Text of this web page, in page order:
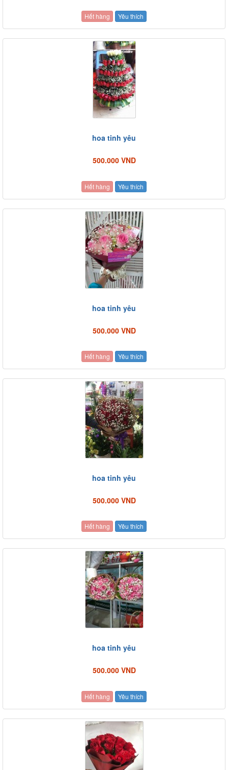
Hết hàng Yêu thích
hoa tinh yêu
500.000 VND
Hết hàng Yêu thích
hoa tinh yêu
500.000 VND
Hết hàng Yêu thích
hoa tinh yêu
500.000 VND
Hết hàng Yêu thích
hoa tinh yêu
500.000 VND
Hết hàng Yêu thích